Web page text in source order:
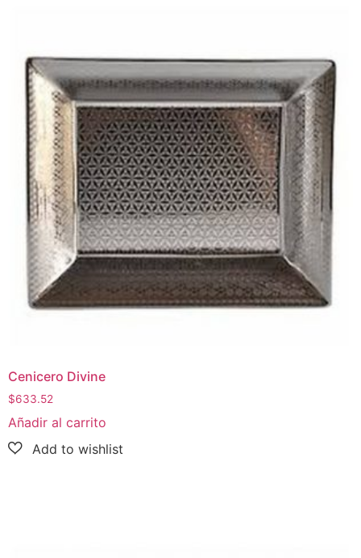
Cenicero Divine
$633.52
Añadir al carrito